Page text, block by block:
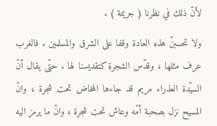
لأنّ ذلك في نظرنا ( جريمة ) .
ولا تحسبنّ هذه العادة وقفا على الشرق والمسلمين . فالغرب
عرف مثلها ، وقدّس الشجرة كتقديسنا لها . حتّى يقال أنّ
السيّدة العذراء مريم قد جاءها المخاض تحت شجرة ، وانّ
المسيح نزل بصحبة أمّه وعاش تحت شجرة ، وانّ ما يرمز اليه